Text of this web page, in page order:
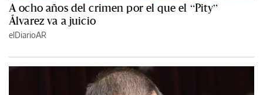
A ocho años del crimen por el que el “Pity”
Álvarez va a juicio
elDiarioAR